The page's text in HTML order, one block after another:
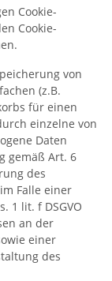
Cookie-
Cookie-
von
(z.B.
für einen
einzelne von
Daten
gemäß Art. 6
des
Falle einer
1 lit. f DSGVO
an der
einer
des